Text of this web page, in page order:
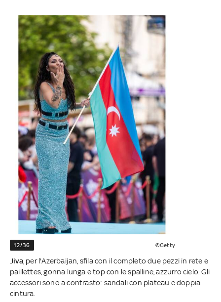
12/36 ©Getty
Jiva, per l'Azerbaijan, sfila con il completo due pezzi in rete e
paillettes, gonna lunga e top con le spalline, azzurro cielo. Gli
accessori sono a contrasto: sandali con plateau e doppia
cintura.